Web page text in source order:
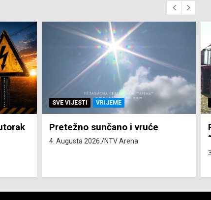
SVE VIJESTI ZEMLJA
Pravo na subvenciju za traktor
“Belarus” ostvarila 84 korisnika